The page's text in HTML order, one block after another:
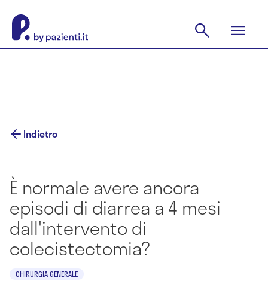
Indietro
È normale avere ancora
episodi di diarrea a 4 mesi
dall'intervento di
colecistectomia?
CHIRURGIA GENERALE